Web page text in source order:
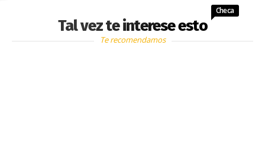
Tal vez te interese esto
Checa
Te recomendamos